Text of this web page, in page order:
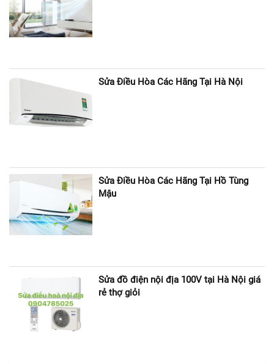
Sửa Điều Hòa Các Hãng Tại Hà Nội
Sửa Điều Hòa Các Hãng Tại Hồ Tùng
Mậu
Sửa đồ điện nội địa 100V tại Hà Nội giá
rẻ thợ giỏi